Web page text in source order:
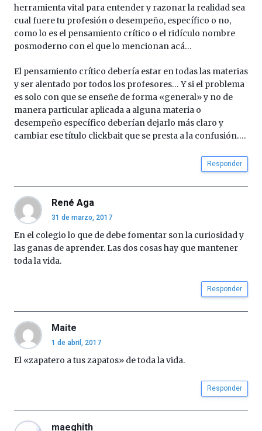
herramienta vital para entender y razonar la realidad sea
cual fuere tu profesión o desempeño, específico o no,
como lo es el pensamiento crítico o el ridículo nombre
posmoderno con el que lo mencionan acá…
El pensamiento crítico debería estar en todas las materias
y ser alentado por todos los profesores… Y si el problema
es solo con que se enseñe de forma «general» y no de
manera particular aplicada a alguna materia o
desempeño específico deberían dejarlo más claro y
cambiar ese título clickbait que se presta a la confusión….
Responder
René Aga
31 de marzo, 2017
En el colegio lo que de debe fomentar son la curiosidad y
las ganas de aprender. Las dos cosas hay que mantener
toda la vida.
Responder
Maite
1 de abril, 2017
El «zapatero a tus zapatos» de toda la vida.
Responder
maeghith